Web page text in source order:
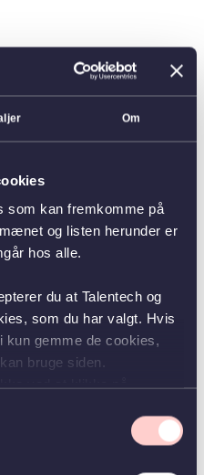
Om
som kan fremkomme på
og listen herunder er
hos alle.
du at Talentech og
som du har valgt. Hvis
gemme de cookies,
bruge siden.